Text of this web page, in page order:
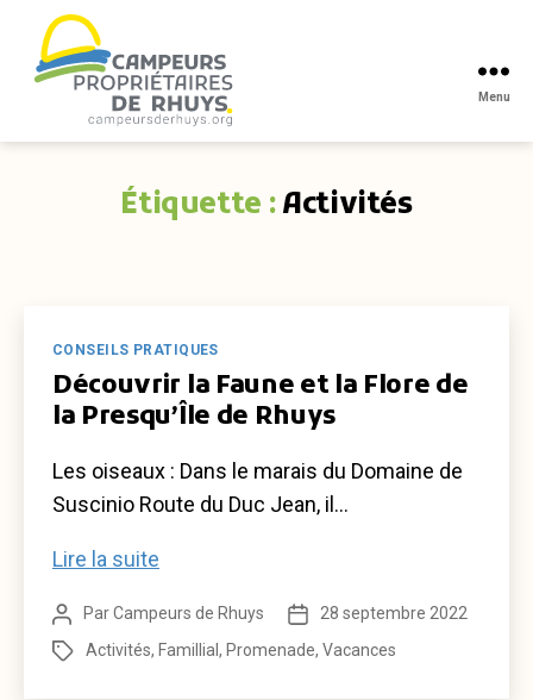
Campeurs
Menu
Étiquette : Activités
Catégories
CONSEILS PRATIQUES
Découvrir la Faune et la Flore de
la Presqu’Île de Rhuys
Les oiseaux : Dans le marais du Domaine de
Suscinio Route du Duc Jean, il…
Lire la suite
Faune
et
Auteur
de
l’article
ParCampeurs de Rhuys
Date
de
l’article
28 septembre 2022
Étiquettes
Activités, Famillial, Promenade, Vacances